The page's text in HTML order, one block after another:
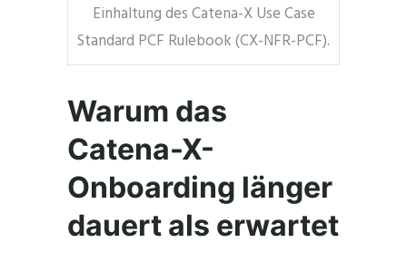
Einhaltung des Catena-X Use Case
Standard PCF Rulebook (CX-NFR-PCF).
Warum das
Catena-X-
Onboarding länger
dauert als erwartet